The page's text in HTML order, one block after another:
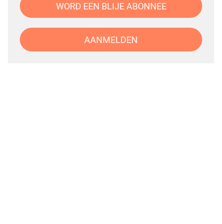
WORD EEN BLIJE ABONNEE
AANMELDEN